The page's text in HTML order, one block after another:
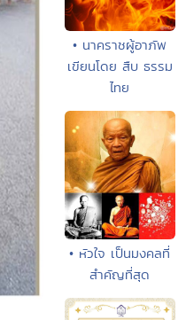
• นาคราชผู้อาภัพ
เขียนโดย สืบ ธรรม
ไทย
• หัวใจ เป็นมงคลที่
สำคัญที่สุด